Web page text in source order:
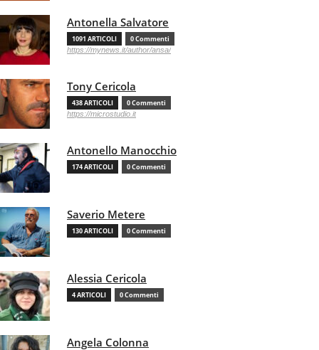
Antonella Salvatore
1091 ARTICOLI 0 Commenti
https://mynews.it/author/ansa/
Tony Cericola
438 ARTICOLI 0 Commenti
https://microstudio.it
Antonello Manocchio
174 ARTICOLI 0 Commenti
Saverio Metere
130 ARTICOLI 0 Commenti
Alessia Cericola
4 ARTICOLI 0 Commenti
Angela Colonna